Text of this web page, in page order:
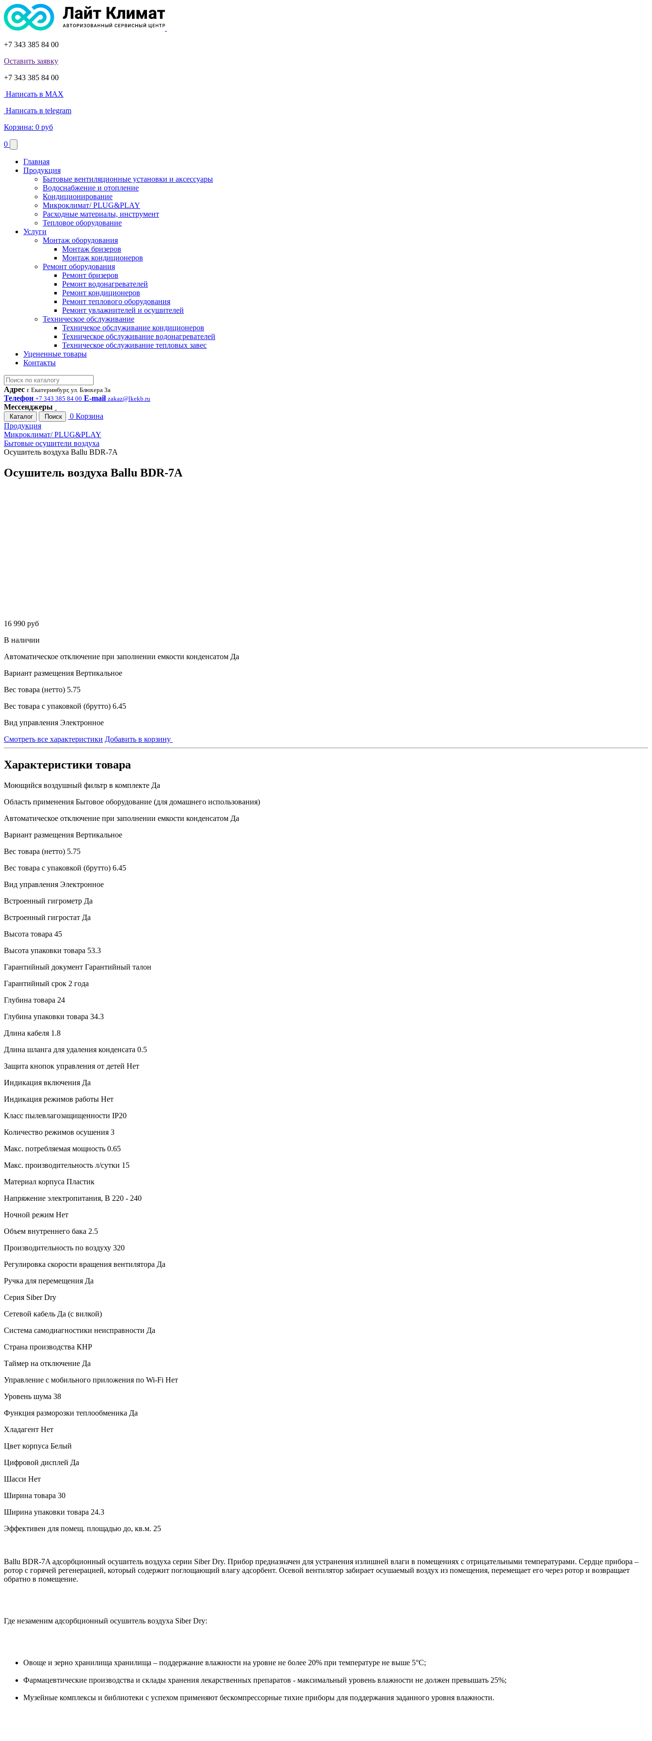
+7 343 385 84 00
Оставить заявку
+7 343 385 84 00
Написать в MAX
Написать в telegram
Корзина: 0 руб
0
Главная
Продукция
Бытовые вентиляционные установки и аксессуары
Водоснабжение и отопление
Кондиционирование
Микроклимат/ PLUG&PLAY
Расходные материалы, инструмент
Тепловое оборудование
Услуги
Монтаж оборудования
Монтаж бризеров
Монтаж кондиционеров
Ремонт оборудования
Ремонт бризеров
Ремонт водонагревателей
Ремонт кондиционеров
Ремонт теплового оборудования
Ремонт увлажнителей и осушителей
Техническое обслуживание
Техничекое обслуживание кондиционеров
Техническое обслуживание водонагревателей
Техническое обслуживание тепловых завес
Уцененные товары
Контакты
Адрес г. Екатеринбург, ул. Блюхера 3а
Телефон +7 343 385 84 00 E-mail zakaz@lkekb.ru
Мессенджеры
Каталог Поиск 0 Корзина
Продукция
Микроклимат/ PLUG&PLAY
Бытовые осушители воздуха
Осушитель воздуха Ballu BDR-7A
Осушитель воздуха Ballu BDR-7A
16 990 руб
В наличии
Автоматическое отключение при заполнении емкости конденсатом Да
Вариант размещения Вертикальное
Вес товара (нетто) 5.75
Вес товара с упаковкой (брутто) 6.45
Вид управления Электронное
Смотреть все характеристики Добавить в корзину
Характеристики товара
Моющийся воздушный фильтр в комплекте Да
Область применения Бытовое оборудование (для домашнего использования)
Автоматическое отключение при заполнении емкости конденсатом Да
Вариант размещения Вертикальное
Вес товара (нетто) 5.75
Вес товара с упаковкой (брутто) 6.45
Вид управления Электронное
Встроенный гигрометр Да
Встроенный гигростат Да
Высота товара 45
Высота упаковки товара 53.3
Гарантийный документ Гарантийный талон
Гарантийный срок 2 года
Глубина товара 24
Глубина упаковки товара 34.3
Длина кабеля 1.8
Длина шланга для удаления конденсата 0.5
Защита кнопок управления от детей Нет
Индикация включения Да
Индикация режимов работы Нет
Класс пылевлагозащищенности IP20
Количество режимов осушения 3
Макс. потребляемая мощность 0.65
Макс. производительность л/сутки 15
Материал корпуса Пластик
Напряжение электропитания, В 220 - 240
Ночной режим Нет
Объем внутреннего бака 2.5
Производительность по воздуху 320
Регулировка скорости вращения вентилятора Да
Ручка для перемещения Да
Серия Siber Dry
Сетевой кабель Да (с вилкой)
Система самодиагностики неисправности Да
Страна производства КНР
Таймер на отключение Да
Управление c мобильного приложения по Wi-Fi Нет
Уровень шума 38
Функция разморозки теплообменика Да
Хладагент Нет
Цвет корпуса Белый
Цифровой дисплей Да
Шасси Нет
Ширина товара 30
Ширина упаковки товара 24.3
Эффективен для помещ. площадью до, кв.м. 25
Ballu BDR-7A адсорбционный осушитель воздуха серии Siber Dry. Прибор предназначен для устранения излишней влаги в помещениях с отрицательными температурами. Сердце прибора –
ротор с горячей регенерацией, который содержит поглощающий влагу адсорбент. Осевой вентилятор забирает осушаемый воздух из помещения, перемещает его через ротор и возвращает
обратно в помещение.
Где незаменим адсорбционный осушитель воздуха Siber Dry:
Овоще и зерно хранилища хранилища – поддержание влажности на уровне не более 20% при температуре не выше 5°С;
Фармацевтические производства и склады хранения лекарственных препаратов - максимальный уровень влажности не должен превышать 25%;
Музейные комплексы и библиотеки с успехом применяют бескомпрессорные тихие приборы для поддержания заданного уровня влажности.